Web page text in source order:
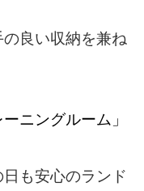
良い収納を兼ね
ニングルーム」
も安心のランド